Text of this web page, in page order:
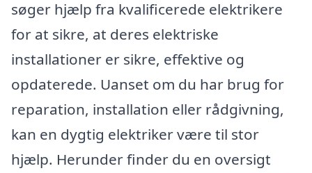
søger hjælp fra kvalificerede elektrikere
for at sikre, at deres elektriske
installationer er sikre, effektive og
opdaterede. Uanset om du har brug for
reparation, installation eller rådgivning,
kan en dygtig elektriker være til stor
hjælp. Herunder finder du en oversigt